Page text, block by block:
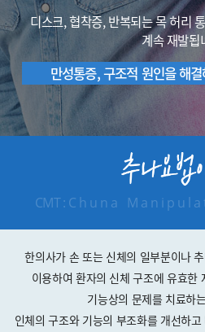
디스크, 협착증, 반복되는 목 허리
계속 재발됩
만성통증, 구조적 원인을 해
CMT : Chuna
한의사가 손 또는 신체의 일부분이나
이용하여 환자의 신체 구조에 유효한
기능상의 문제를 치료하
인체의 구조와 기능의 부조화를 개선하